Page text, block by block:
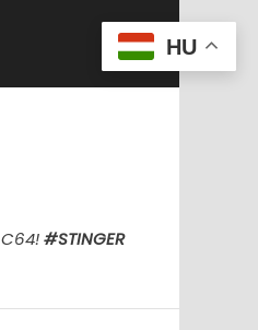
C64!#STINGER
HU